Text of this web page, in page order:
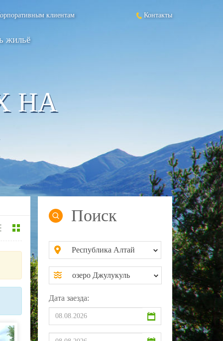
Контакты
клиентам
жильё
НА
Поиск
Республика Алтай
озеро Джулукуль
Дата заезда: